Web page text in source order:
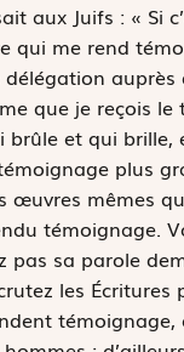
aux Juifs : « Si
qui me rend
délégation
que je reçois
brûle et qui
plus
œuvres mêmes
témoignage.
pas sa parole
les